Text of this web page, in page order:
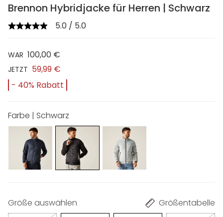
Brennon Hybridjacke für Herren | Schwarz
5.0 / 5.0
WAR 100,00 €
JETZT 59,99 €
- 40% Rabatt
Farbe | Schwarz
Größe auswählen Größentabelle